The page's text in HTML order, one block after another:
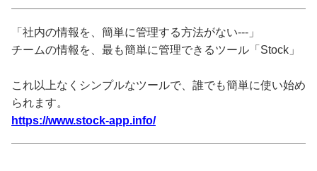
「社内の情報を、簡単に管理する方法がない---」
チームの情報を、最も簡単に管理できるツール「Stock」
これ以上なくシンプルなツールで、誰でも簡単に使い始め
られます。
https://www.stock-app.info/